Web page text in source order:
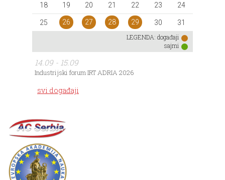
18 19 20 21 22 23 24
25 26 27 28 29 30
31
LEGENDA: događaji
sajmi
14.09 - 15.09
Industrijski forum IRT ADRIA 2026
svi događaji